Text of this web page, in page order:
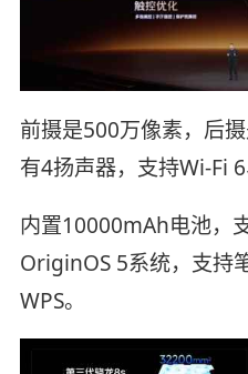
前摄是500万像素，后
有4扬声器，支持Wi-Fi 6
内置10000mAh电池，
OriginOS 5系统，支持
WPS。